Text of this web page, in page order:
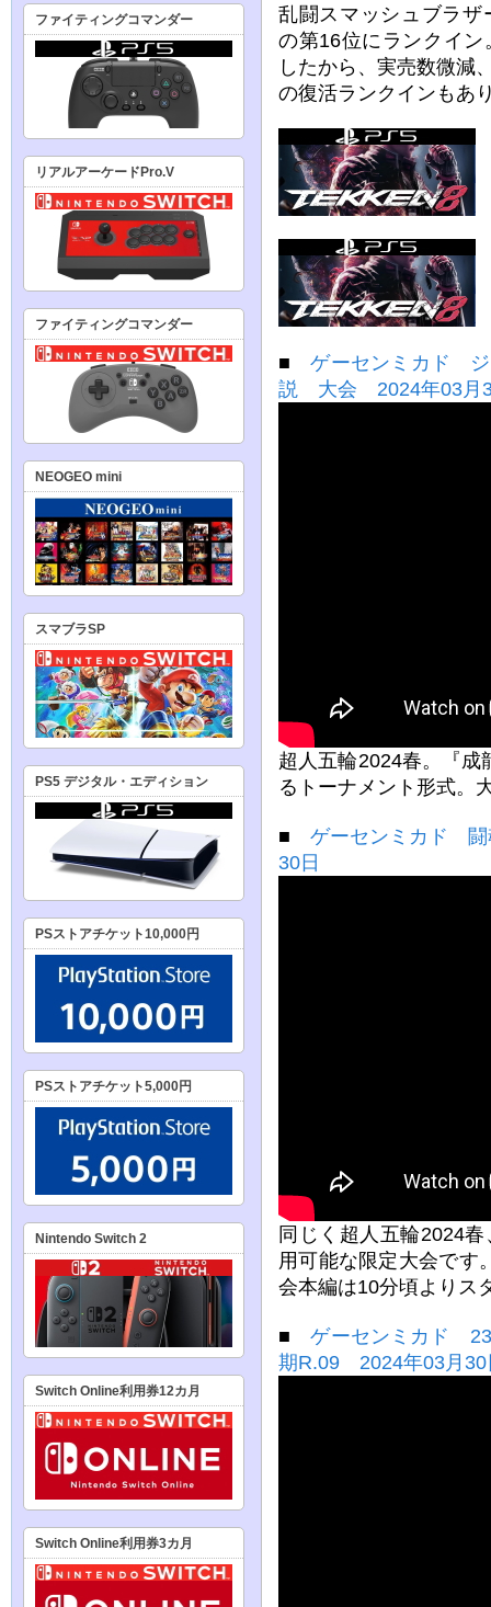
乱闘スマッシュブラ
の第16位にランクイ
したから、実売数微減
の復活ランクインもあ
■ゲーセンミカド ジ
説 大会 2024年03月
超人五輪2024春。『成
るトーナメント形式。
■ゲーセンミカド
30日
同じく超人五輪2024
用可能な限定大会です
会本編は10分頃よりス
■ゲーセンミカド
期R.09 2024年03月30
ファイティングコマンダー
リアルアーケードPro.V
ファイティングコマンダー
NEOGEO mini
スマブラSP
PS5 デジタル・エディション
PSストアチケット10,000円
PSストアチケット5,000円
Nintendo Switch 2
Switch Online利用券12カ月
Switch Online利用券3カ月